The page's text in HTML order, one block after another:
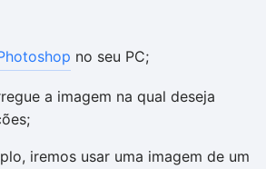
no seu PC;
a imagem na qual deseja
iremos usar uma imagem de um